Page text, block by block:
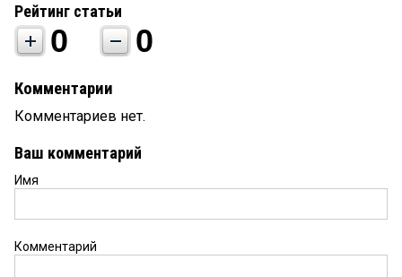
Рейтинг статьи
0 0
Комментарии
Комментариев нет.
Ваш комментарий
Имя
Комментарий